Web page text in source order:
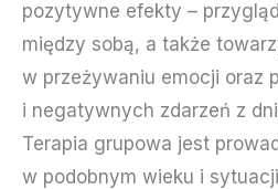
pozytywne efekty –
między sobą, a także
w przeżywaniu emocji oraz
i negatywnych zdarzeń z
Terapia grupowa jest
w podobnym wieku i